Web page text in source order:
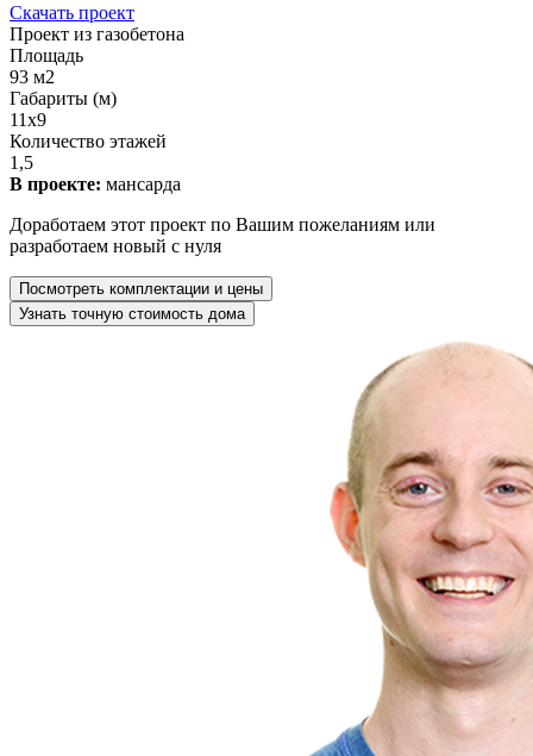
Скачать проект
Проект из газобетона
Площадь
93 м2
Габариты (м)
11x9
Количество этажей
1,5
В проекте: мансарда
Доработаем этот проект по Вашим пожеланиям или
разработаем новый с нуля
Посмотреть комплектации и цены
Узнать точную стоимость дома